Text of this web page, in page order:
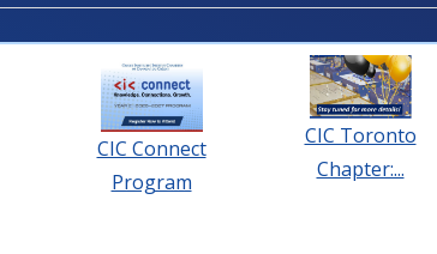
CIC Connect
Program
CIC Toronto
Chapter:...